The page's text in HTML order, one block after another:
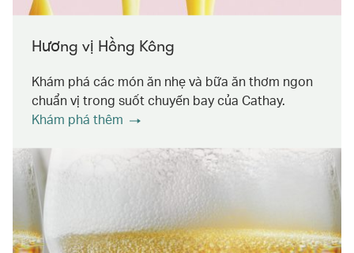
Hương vị Hồng Kông
Khám phá các món ăn nhẹ và bữa ăn thơm ngon
chuẩn vị trong suốt chuyến bay của Cathay.
Khám phá thêm